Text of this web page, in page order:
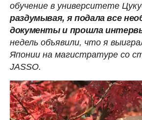
обучение в университете
раздумывая, я подала все
документы и прошла
недель объявили, что я
Японии на магистратуре со
JASSO.